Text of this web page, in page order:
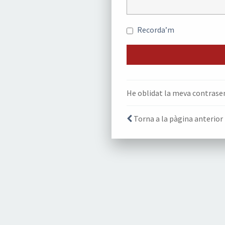
Recorda’m
He oblidat la meva
Torna a la pàgina anterior